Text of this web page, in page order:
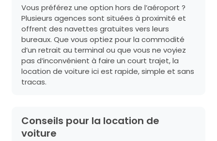
Vous préférez une option hors de l’aéroport ?
Plusieurs agences sont situées à proximité et
offrent des navettes gratuites vers leurs
bureaux. Que vous optiez pour la commodité
d’un retrait au terminal ou que vous ne voyiez
pas d’inconvénient à faire un court trajet, la
location de voiture ici est rapide, simple et sans
tracas.
Conseils pour la location de
voiture